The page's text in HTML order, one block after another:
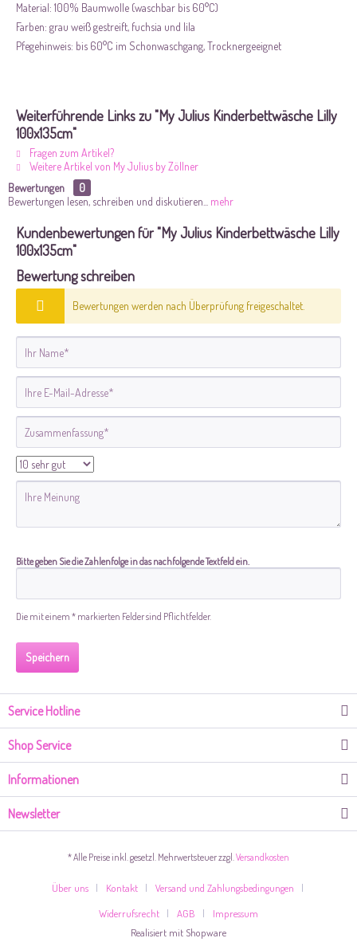
Material: 100% Baumwolle (waschbar bis 60°C)
Farben: grau weiß gestreift, fuchsia und lila
Pfegehinweis: bis 60°C im Schonwaschgang, Trocknergeeignet
Weiterführende Links zu "My Julius Kinderbettwäsche Lilly
100x135cm"
Fragen zum Artikel?
Weitere Artikel von My Julius by Zöllner
Bewertungen
0
Bewertungen lesen, schreiben und diskutieren...
mehr
Kundenbewertungen für "My Julius Kinderbettwäsche Lilly
100x135cm"
Bewertung schreiben
Bewertungen werden nach Überprüfung freigeschaltet.
Bitte geben Sie die Zahlenfolge in das nachfolgende Textfeld ein.
Die mit einem * markierten Felder sind Pflichtfelder.
Speichern
Service Hotline
Shop Service
Informationen
Newsletter
* Alle Preise inkl. gesetzl. Mehrwertsteuer zzgl.Versandkosten
Über uns Kontakt
Versand und Zahlungsbedingungen
Widerrufsrecht
AGB
Impressum
Realisiert mit Shopware